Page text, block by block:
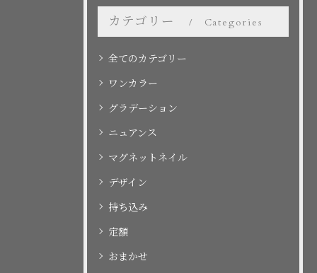
カテゴリー Categories
全てのカテゴリー
ワンカラー
グラデーション
ニュアンス
マグネットネイル
デザイン
持ち込み
定額
おまかせ